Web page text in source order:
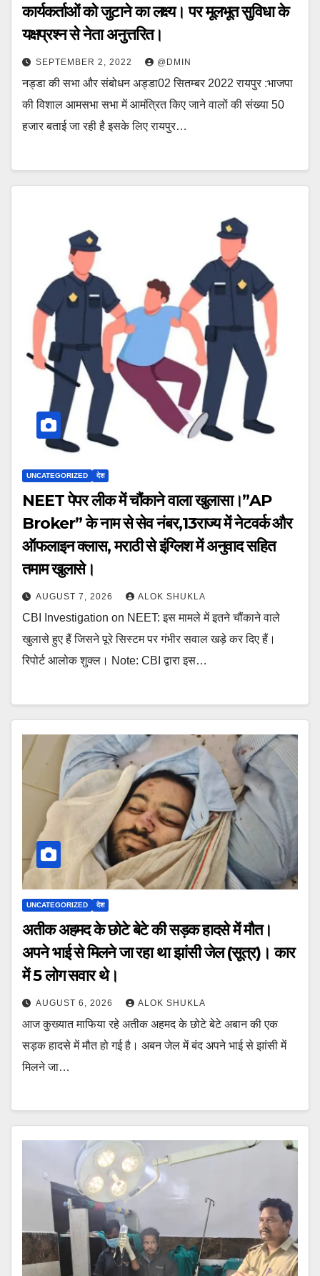
कार्यकर्ताओं को जुटाने का लक्ष्य। पर मूलभूत सुविधा के
यक्षप्रश्न से नेता अनुत्तरित।
SEPTEMBER 2, 2022 @DMIN
नड्डा की सभा और संबोधन अड्डा02 सितम्बर 2022 रायपुर :भाजपा
की विशाल आमसभा सभा में आमंत्रित किए जाने वालों की संख्या 50
हजार बताई जा रही है इसके लिए रायपुर…
UNCATEGORIZED देश
NEET पेपर लीक में चौंकाने वाला खुलासा।”AP
Broker” के नाम से सेव नंबर,13राज्य में नेटवर्क और
ऑफलाइन क्लास, मराठी से इंग्लिश में अनुवाद सहित
तमाम खुलासे।
AUGUST 7, 2026 ALOK SHUKLA
CBI Investigation on NEET: इस मामले में इतने चौंकाने वाले
खुलासे हुए हैं जिसने पूरे सिस्टम पर गंभीर सवाल खड़े कर दिए हैं।
रिपोर्ट आलोक शुक्ल। Note: CBI द्वारा इस…
UNCATEGORIZED देश
अतीक अहमद के छोटे बेटे की सड़क हादसे में मौत।
अपने भाई से मिलने जा रहा था झांसी जेल (सूत्र)। कार
में 5 लोग सवार थे।
AUGUST 6, 2026 ALOK SHUKLA
आज कुख्यात माफिया रहे अतीक अहमद के छोटे बेटे अबान की एक
सड़क हादसे में मौत हो गई है। अबन जेल में बंद अपने भाई से झांसी में
मिलने जा…